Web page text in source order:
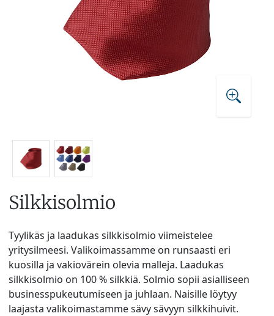
Silkkisolmio
Tyylikäs ja laadukas silkkisolmio viimeistelee
yritysilmeesi. Valikoimassamme on runsaasti eri
kuosilla ja vakiovärein olevia malleja. Laadukas
silkkisolmio on 100 % silkkiä. Solmio sopii asialliseen
businesspukeutumiseen ja juhlaan. Naisille löytyy
laajasta valikoimastamme sävy sävyyn silkkihuivit.